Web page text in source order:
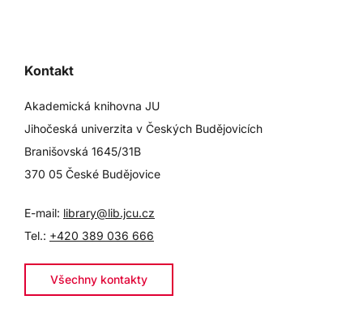
Kontakt
Akademická knihovna JU
Jihočeská univerzita v Českých Budějovicích
Branišovská 1645/31B
370 05 České Budějovice
E-mail: library@lib.jcu.cz
Tel.: +420 389 036 666
Všechny kontakty